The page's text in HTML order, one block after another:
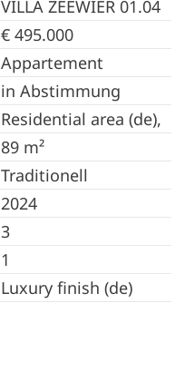
VILLA ZEEWIER 01.04
€ 495.000
Appartement
in Abstimmung
Residential area (de),
89 m²
Traditionell
2024
3
1
Luxury finish (de)